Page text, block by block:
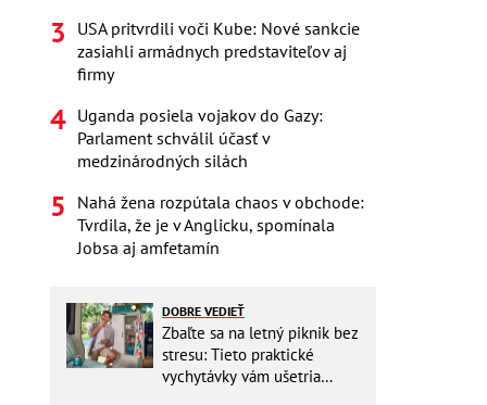
USA pritvrdili voči Kube: Nové sankcie
zasiahli armádnych predstaviteľov aj
firmy
Uganda posiela vojakov do Gazy:
Parlament schválil účasť v
medzinárodných silách
Nahá žena rozpútala chaos v obchode:
Tvrdila, že je v Anglicku, spomínala
Jobsa aj amfetamín
DOBRE VEDIEŤ
Zbaľte sa na letný piknik bez
stresu: Tieto praktické
vychytávky vám ušetria